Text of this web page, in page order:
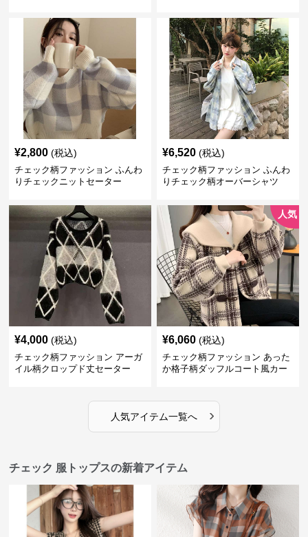
¥2,800 (税込)
チェック柄ファッション ふんわ
りチェックニットセーター
¥6,520 (税込)
チェック柄ファッション ふんわ
りチェック柄オーバーシャツ
¥4,000 (税込)
チェック柄ファッション アーガ
イル柄クロップド丈セーター
人気
¥6,060 (税込)
チェック柄ファッション あった
か格子柄ダッフルコート風カー
人気アイテム一覧へ ›
チェック 服トップスの新着アイテム